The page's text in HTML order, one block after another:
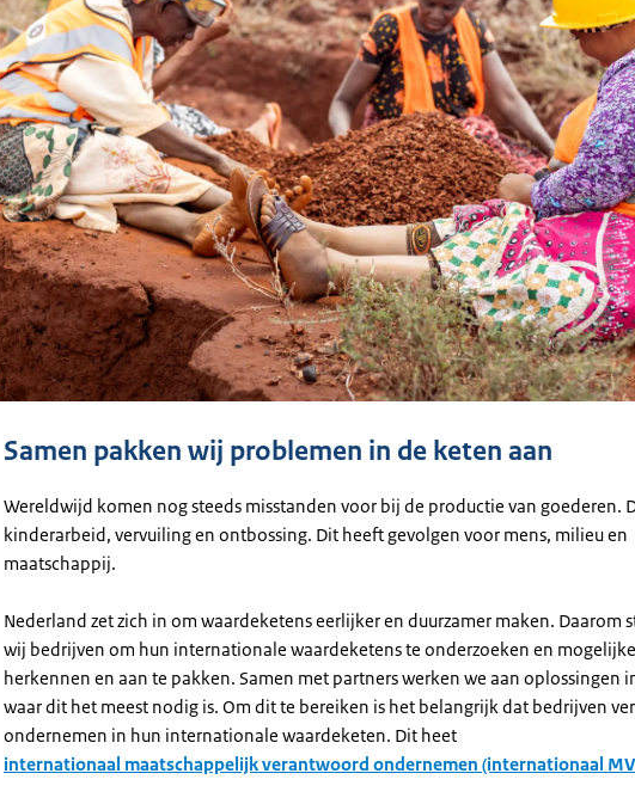
Samen pakken wij problemen in de keten aan
Wereldwijd komen nog steeds misstanden voor bij de productie van goederen.
kinderarbeid, vervuiling en ontbossing. Dit heeft gevolgen voor mens, milieu en
maatschappij.
Nederland zet zich in om waardeketens eerlijker en duurzamer maken. Daarom
wij bedrijven om hun internationale waardeketens te onderzoeken en mogelijke
herkennen en aan te pakken. Samen met partners werken we aan oplossingen
waar dit het meest nodig is. Om dit te bereiken is het belangrijk dat bedrijven
ondernemen in hun internationale waardeketen. Dit heet
internationaal maatschappelijk verantwoord ondernemen (internationaal